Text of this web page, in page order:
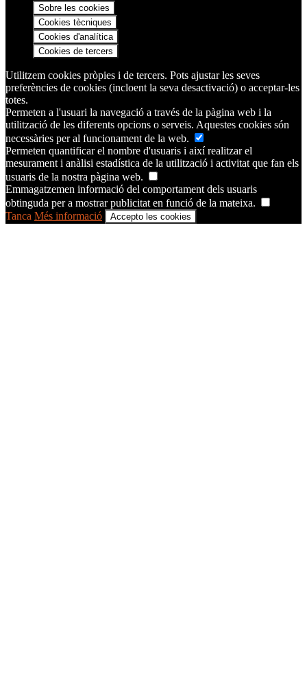
Sobre les cookies
Cookies tècniques
Cookies d'analítica
Cookies de tercers
Utilitzem cookies pròpies i de tercers. Pots ajustar les seves
preferències de cookies (incloent la seva desactivació) o acceptar-les
totes.
Permeten a l'usuari la navegació a través de la pàgina web i la
utilització de les diferents opcions o serveis. Aquestes cookies són
necessàries per al funcionament de la web.
Permeten quantificar el nombre d'usuaris i així realitzar el
mesurament i anàlisi estadística de la utilització i activitat que fan els
usuaris de la nostra pàgina web.
Emmagatzemen informació del comportament dels usuaris
obtinguda per a mostrar publicitat en funció de la mateixa.
Tanca Més informació Accepto les cookies